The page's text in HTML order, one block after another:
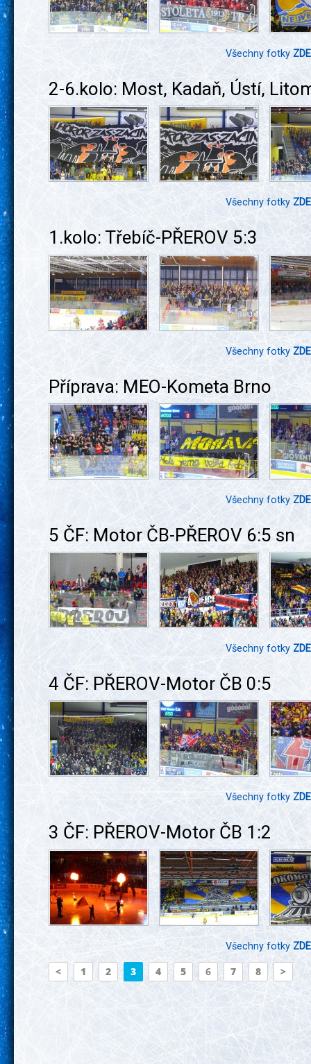
Všechny fotky ZDE
2-6.kolo: Most, Kadaň, Ústí,
Všechny fotky ZDE
1.kolo: Třebíč-PŘEROV 5:3
Všechny fotky ZDE
Příprava: MEO-Kometa Brno
Všechny fotky ZDE
5 ČF: Motor ČB-PŘEROV 6:5 sn
Všechny fotky ZDE
4 ČF: PŘEROV-Motor ČB 0:5
Všechny fotky ZDE
3 ČF: PŘEROV-Motor ČB 1:2
Všechny fotkyZDE
< 1 2 3 4 5 6 7 8 >